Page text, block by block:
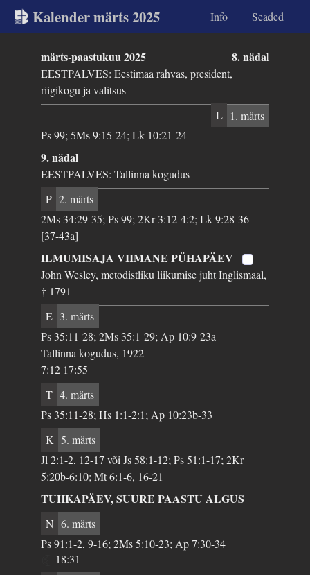
Kalender märts 2025 Info Seaded
8. nädal
märts-paastukuu 2025
EESTPALVES: Eestimaa rahvas, president,
riigikogu ja valitsus
L 1. märts
Ps 99; 5Ms 9:15-24; Lk 10:21-24
9. nädal
EESTPALVES: Tallinna kogudus
P 2. märts
2Ms 34:29-35; Ps 99; 2Kr 3:12-4:2; Lk 9:28-36
[37-43a]
ILMUMISAJA VIIMANE PÜHAPÄEV
John Wesley, metodistliku liikumise juht Inglismaal,
† 1791
E 3. märts
Ps 35:11-28; 2Ms 35:1-29; Ap 10:9-23a
Tallinna kogudus, 1922
7:12 17:55
T 4. märts
Ps 35:11-28; Hs 1:1-2:1; Ap 10:23b-33
K 5. märts
Jl 2:1-2, 12-17 või Js 58:1-12; Ps 51:1-17; 2Kr
5:20b-6:10; Mt 6:1-6, 16-21
TUHKAPÄEV, SUURE PAASTU ALGUS
N 6. märts
Ps 91:1-2, 9-16; 2Ms 5:10-23; Ap 7:30-34
18:31